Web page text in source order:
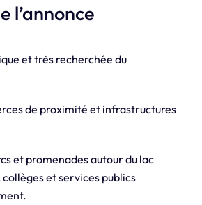
l’annonce
et très recherchée du
de proximité et infrastructures
et promenades autour du lac
collèges et services publics